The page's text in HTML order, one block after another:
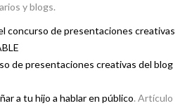
y blogs.
concurso de presentaciones creativas
de presentaciones creativas del blog
a tu hijo a hablar en público. Artículo